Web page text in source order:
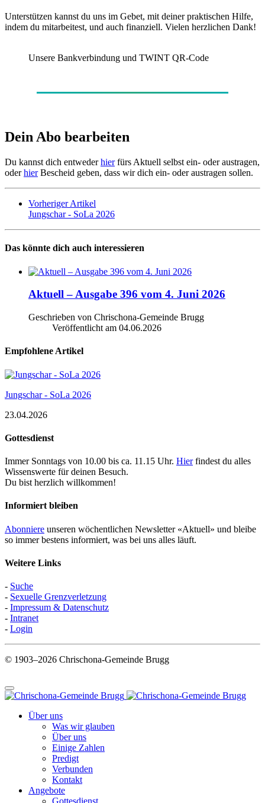
Unterstützen kannst du uns im Gebet, mit deiner praktischen Hilfe,
indem du mitarbeitest, und auch finanziell. Vielen herzlichen Dank!
Unsere Bankverbindung und TWINT QR-Code
Dein Abo bearbeiten
Du kannst dich entwederhierfürs Aktuell selbst ein- oder austragen,
oderhierBescheid geben, dass wir dich ein- oder austragen sollen.
Vorheriger Artikel
Jungschar - SoLa 2026
Das könnte dich auch interessieren
Aktuell – Ausgabe 396 vom 4. Juni 2026
Geschrieben von Chrischona-Gemeinde Brugg
Veröffentlicht am 04.06.2026
Empfohlene Artikel
Jungschar - SoLa 2026
23.04.2026
Gottesdienst
Immer Sonntags von 10.00 bis ca. 11.15 Uhr. Hierfindest du alles
Wissenswerte für deinen Besuch.
Du bist herzlich willkommen!
Informiert bleiben
Abonniere unseren wöchentlichen Newsletter «Aktuell» und bleibe
so immer bestens informiert, was bei uns alles läuft.
Weitere Links
- Suche
- Sexuelle Grenzverletzung
- Impressum & Datenschutz
- Intranet
- Login
© 1903–2026 Chrischona-Gemeinde Brugg
Über uns
Was wir glauben
Über uns
Einige Zahlen
Predigt
Verbunden
Kontakt
Angebote